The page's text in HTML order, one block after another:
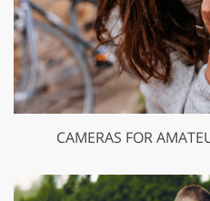
CAMERAS FOR